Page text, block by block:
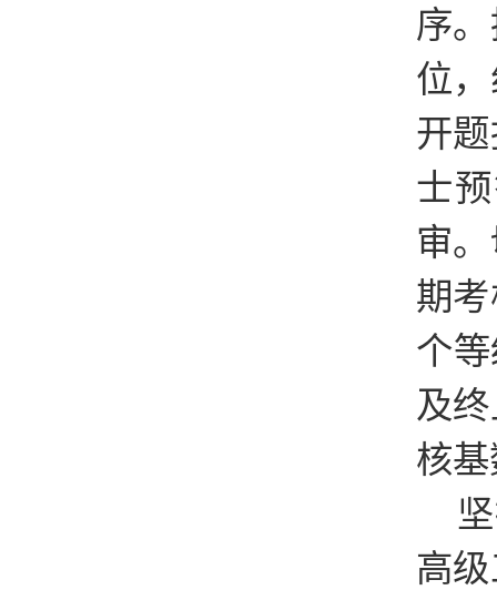
序
位
开
士
审
期
个
及
核
高